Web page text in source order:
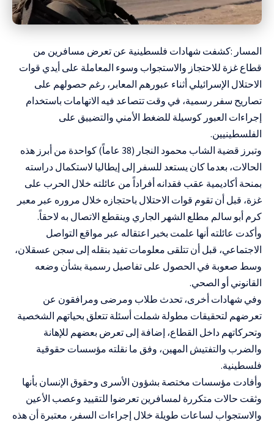
المسار :كشفت شهادات فلسطينية عن تعرض مسافرين من
قطاع غزة للاحتجاز والاستجواب وسوء المعاملة على أيدي قوات
الاحتلال الإسرائيلي أثناء عبورهم المعابر، رغم حصولهم على
تصاريح سفر رسمية، في وقت تتصاعد فيه الاتهامات باستخدام
إجراءات العبور كوسيلة للضغط الأمني والتضييق على
الفلسطينيين.
وتبرز قضية الشاب محمود النجار (38 عاماً) كواحدة من أبرز هذه
الحالات، بعدما كان يستعد للسفر إلى إيطاليا لاستكمال دراسته
بمنحة أكاديمية عقب فقدانه أفراداً من عائلته خلال الحرب على
غزة، قبل أن تقوم قوات الاحتلال باحتجازه خلال مروره عبر معبر
كرم أبو سالم مطلع الشهر الجاري وينقطع الاتصال به لاحقاً.
وأكدت عائلته أنها علمت بخبر اعتقاله عبر مواقع التواصل
الاجتماعي، قبل أن تتلقى معلومات تفيد بنقله إلى سجن عسقلان،
وسط صعوبة في الحصول على تفاصيل رسمية بشأن وضعه
القانوني أو الصحي.
وفي شهادات أخرى، تحدث طلاب ومرضى ومرافقون عن
تعرضهم لتحقيقات مطولة شملت أسئلة تتعلق بحياتهم الشخصية
وتحركاتهم داخل القطاع، إضافة إلى تعرض بعضهم للإهانة
والضرب والتفتيش المهين، وفق ما نقلته مؤسسات حقوقية
فلسطينية.
وأفادت مؤسسات مختصة بشؤون الأسرى وحقوق الإنسان بأنها
وثقت حالات متكررة لمسافرين تعرضوا للتقييد وعصب الأعين
والاستجواب لساعات طويلة خلال إجراءات السفر، معتبرة أن هذه